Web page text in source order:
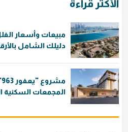
الأكثر قراءة
دليلك الشامل
المجمعات السكنية